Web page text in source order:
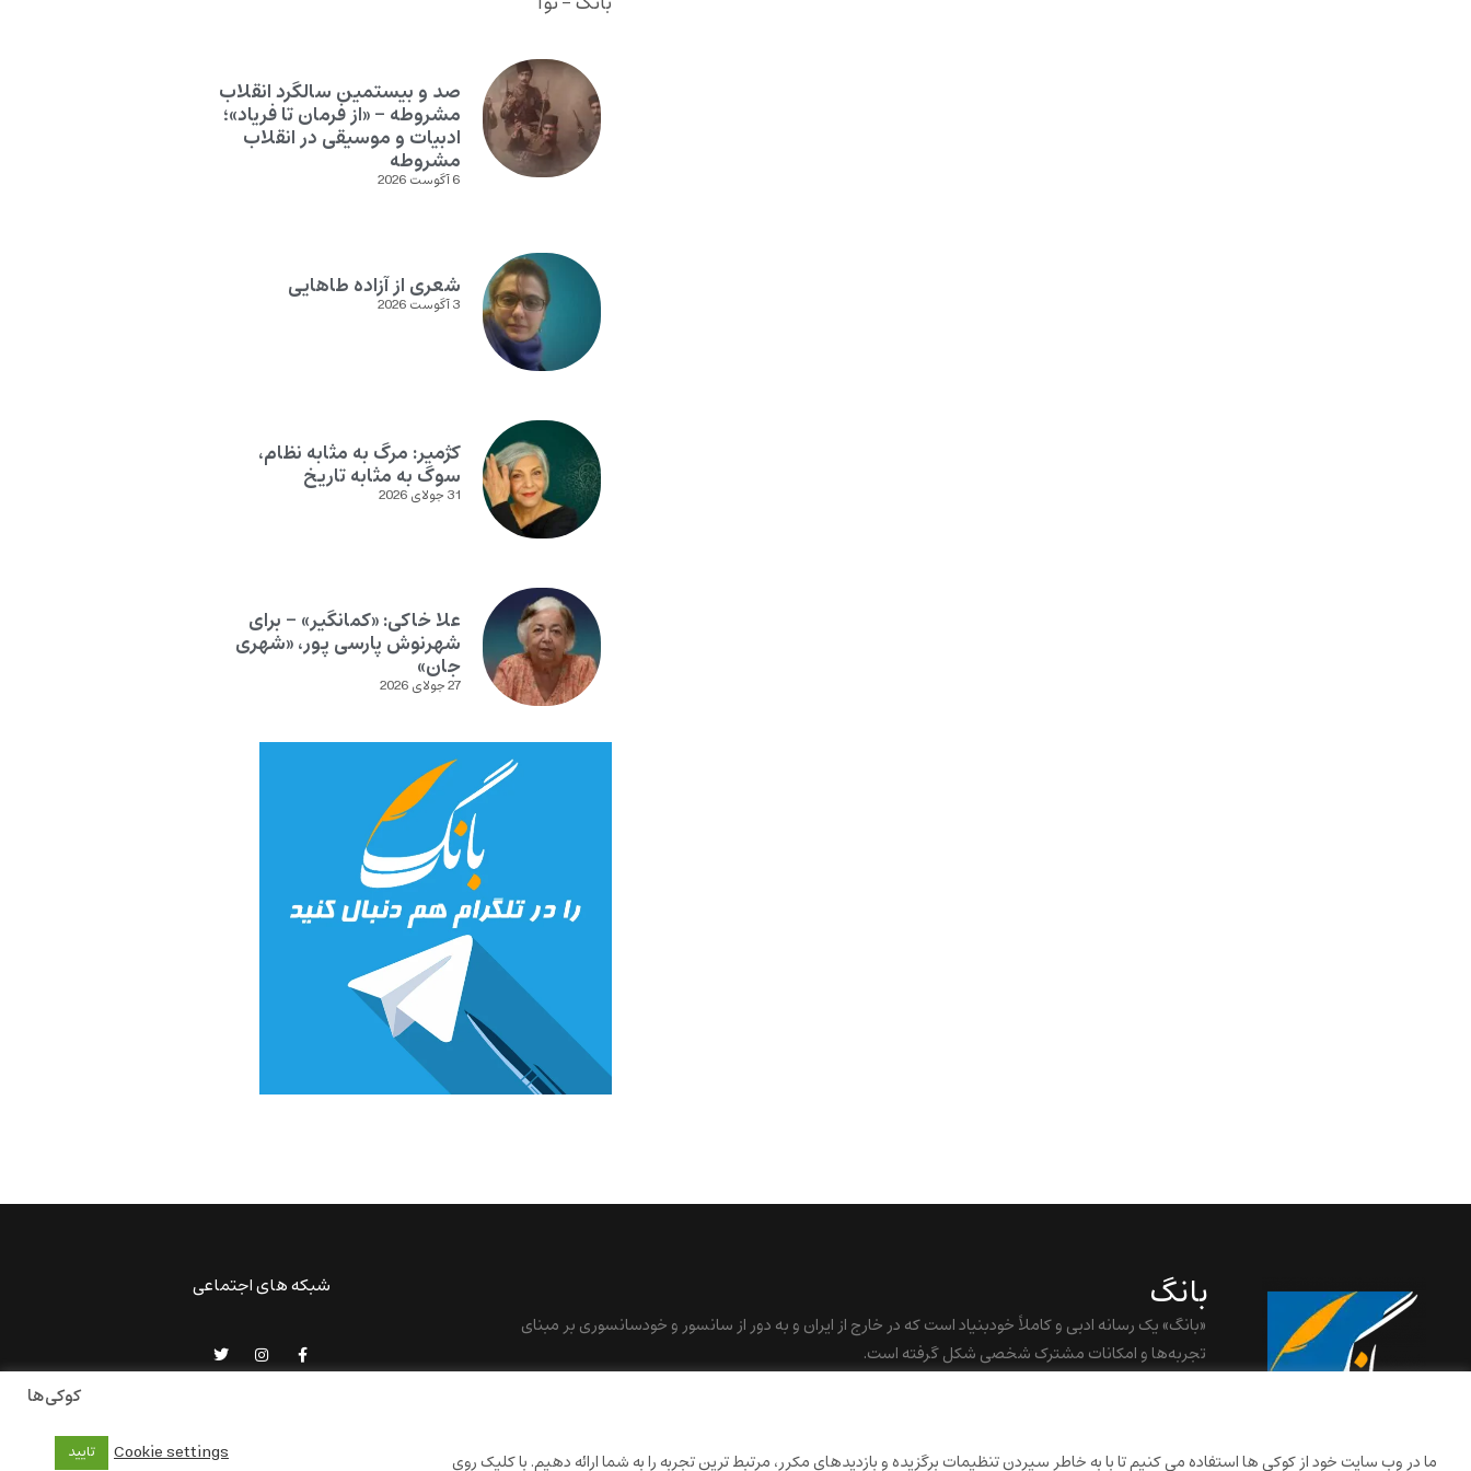
صد و بیستمین سالگرد انقلاب
مشروطه – «از فرمان تا فریاد»؛
ادبیات و موسیقی در انقلاب
مشروطه
6 آگوست 2026
شعری از آزاده طاهایی
3 آگوست 2026
کژمیر: مرگ به مثابه نظام،
سوگ به مثابه تاریخ
31 جولای 2026
علا خاکی: «کمانگیر» – برای
شهرنوش پارسی پور، «شهری
جان»
27 جولای 2026
بانگ
«بانگ» یک رسانه ادبی و کاملاً خودبنیاد است که در خارج از ایران و به دور از سانسور و خودسانسوری بر مبنای
تجربه‌ها و امکانات مشترک شخصی شکل گرفته است.
شبکه های اجتماعی
کوکی‌ها
ما در وب سایت خود از کوکی ها استفاده می کنیم تا با به خاطر سپردن تنظیمات برگزیده و بازدیدهای مکرر، مرتبط ترین تجربه را به شما ارائه دهیم. با کلیک روی
Cookie settings تایید